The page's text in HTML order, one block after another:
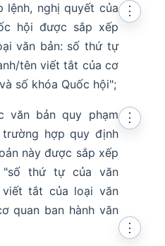
lệnh, nghị quyết của
hội được sắp xếp
văn bản: số thứ tự
tên viết tắt của cơ
số khóa Quốc hội";
⋮
văn bản quy phạm
hợp quy định
này được sắp xếp
thứ tự của văn
viết tắt của loại văn
quan ban hành văn
⋮
⋮